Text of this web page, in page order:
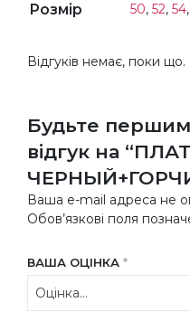
Розмір 50, 52, 54,
Відгуків немає, поки що.
Будьте
відгук на
Ваша e-mail адреса не
Обов’язкові поля
ВАША ОЦІНКА *